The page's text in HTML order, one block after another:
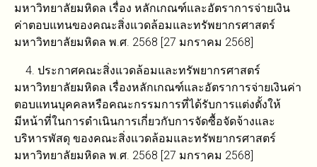
มหาวิทยาลัยมหิดล เรื่อง หลักเกณฑ์และอัตราการจ่ายเงิน
ค่าตอบแทนของคณะสิ่งแวดล้อมและทรัพยากรศาสตร์
มหาวิทยาลัยมหิดล พ.ศ. 2568 [27 มกราคม 2568]
4. ประกาศคณะสิ่งแวดล้อมและทรัพยากรศาสตร์
มหาวิทยาลัยมหิดล เรื่องหลักเกณฑ์และอัตราการจ่ายเงินค่า
ตอบแทนบุคคลหรือคณะกรรมการที่ได้รับการแต่งตั้งให้
มีหน้าที่ในการดำเนินการเกี่ยวกับการจัดซื้อจัดจ้างและ
บริหารพัสดุ ของคณะสิ่งแวดล้อมและทรัพยากรศาสตร์
มหาวิทยาลัยมหิดล พ.ศ. 2568 [27 มกราคม 2568]